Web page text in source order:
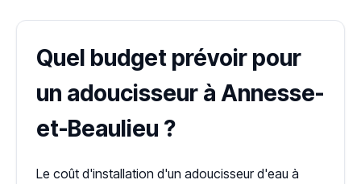
Quel budget prévoir pour
un adoucisseur à Annesse-
et-Beaulieu ?
Le coût d'installation d'un adoucisseur d'eau à